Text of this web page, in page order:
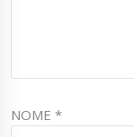
NOME*